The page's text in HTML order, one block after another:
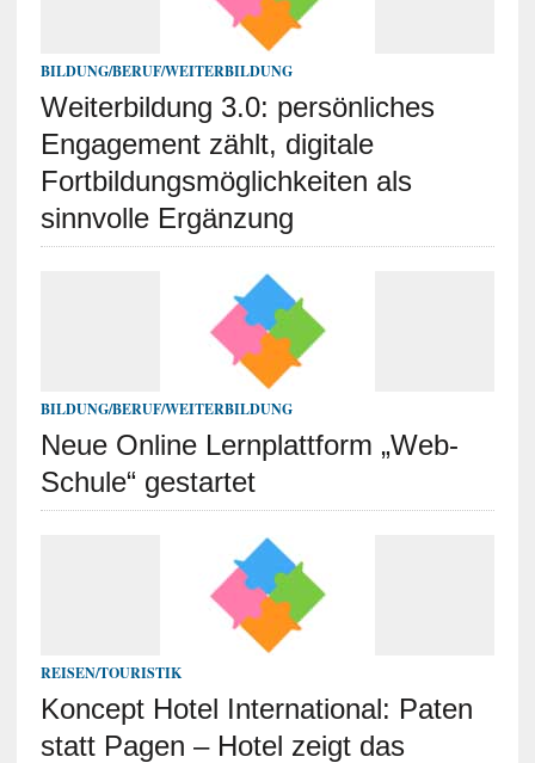
BILDUNG/BERUF/WEITERBILDUNG
Weiterbildung 3.0: persönliches
Engagement zählt, digitale
Fortbildungsmöglichkeiten als
sinnvolle Ergänzung
BILDUNG/BERUF/WEITERBILDUNG
Neue Online Lernplattform „Web-
Schule“ gestartet
REISEN/TOURISTIK
Koncept Hotel International: Paten
statt Pagen – Hotel zeigt das